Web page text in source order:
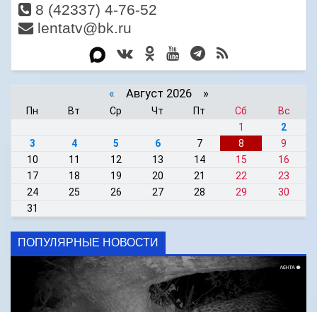
8 (42337) 4-76-52
lentatv@bk.ru
« Август 2026 »
Пн Вт Ср Чт Пт Сб
Вс
1
2
3
4 5 6 7 8
9
10
11 12 13 14 15
16
17
18 19 20 21 22
23
24
25 26 27 28 29
30
31
ПОПУЛЯРНЫЕ НОВОСТИ